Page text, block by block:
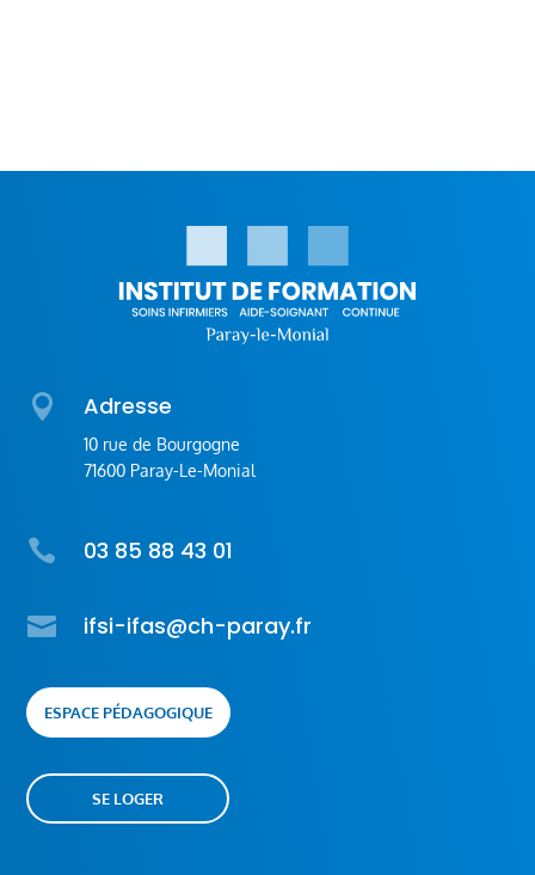
 Adresse
10 rue de Bourgogne
71600 Paray-Le-Monial
 03 85 88 43 01
 ifsi-ifas@ch-paray.fr
ESPACE PÉDAGOGIQUE
SE LOGER